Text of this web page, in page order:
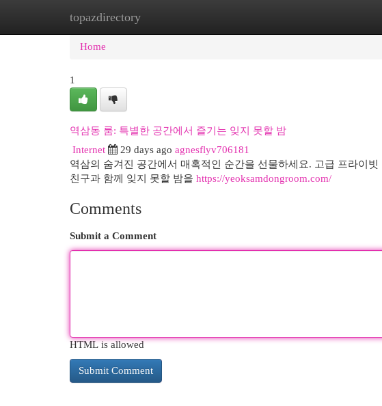
topazdirectory
Home New Site Listings
Home
1
역삼동 룸: 특별한 공간에서 즐기는 잊지 못할 밤
Internet 29 days ago agnesflyv706181
역삼의 숨겨진 공간에서 매혹적인 순간을 선물하세요. 고급 프라이
친구과 함께 잊지 못할 밤을 https://yeoksamdongroom.com/
Comments
Submit a Comment
HTML is allowed